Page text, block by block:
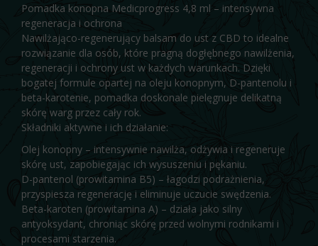
Pomadka konopna Medicprogress 4,8 ml – intensywna
regeneracja i ochrona
Nawilżająco-regenerujący balsam do ust z CBD to idealne
rozwiązanie dla osób, które pragną dogłębnego nawilżenia,
regeneracji i ochrony ust w każdych warunkach. Dzięki
bogatej formule opartej na oleju konopnym, D-pantenolu i
beta-karotenie, pomadka doskonale pielęgnuje delikatną
skórę warg przez cały rok.
Składniki aktywne i ich działanie:
Olej konopny – intensywnie nawilża, odżywia i regeneruje
skórę ust, zapobiegając ich wysuszeniu i pękaniu.
D-pantenol (prowitamina B5) – łagodzi podrażnienia,
przyspiesza regenerację i eliminuje uczucie swędzenia.
Beta-karoten (prowitamina A) – działa jako silny
antyoksydant, chroniąc skórę przed wolnymi rodnikami i
procesami starzenia.